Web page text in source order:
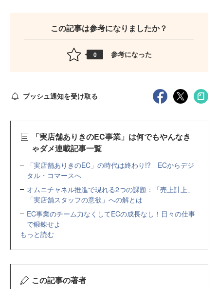
この記事は参考になりましたか？
0 参考になった
プッシュ通知を受け取る
「実店舗ありきのEC事業」は何でもやんなき
ゃダメ連載記事一覧
「実店舗ありきのEC」の時代は終わり!? ECからデジ
タル・コマースへ
オムニチャネル推進で現れる2つの課題：「売上計上」
「実店舗スタッフの意欲」への解とは
EC事業のチーム力なくしてECの成長なし！日々の仕事
で鍛錬せよ
もっと読む
この記事の著者